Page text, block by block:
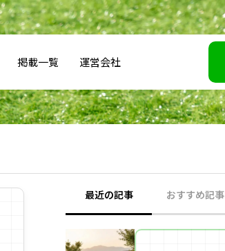
掲載一覧 運営会社
最近の記事 おすすめ記事